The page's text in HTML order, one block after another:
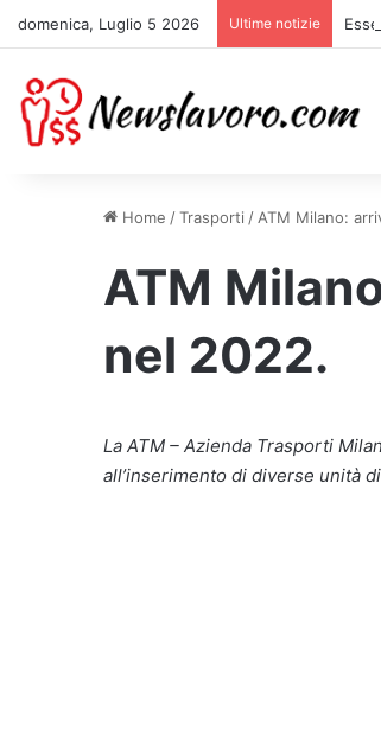
domenica, Luglio 5 2026 Ultime notizie
Home /Trasporti / ATM Milano:
ATM
nel 2022.
La ATM – Azienda Trasporti
all’inserimento di diverse unità